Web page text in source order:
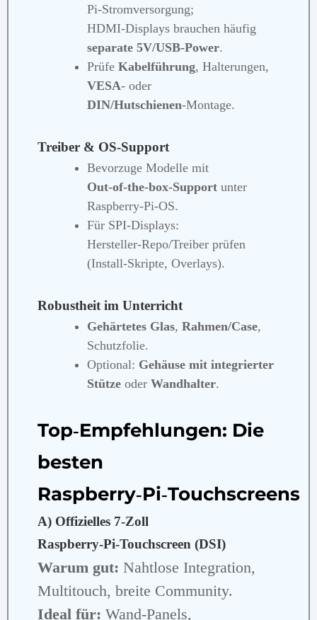
Pi‑Stromversorgung;
HDMI‑Displays brauchen häufig
separate 5V/USB‑Power.
PrüfeKabelführung, Halterungen,
VESA‑ oder
DIN/Hutschienen‑Montage.
Treiber & OS‑Support
Bevorzuge Modelle mit
Out‑of‑the‑box‑Support unter
Raspberry‑Pi‑OS.
Für SPI‑Displays:
Hersteller‑Repo/Treiber prüfen
(Install‑Skripte, Overlays).
Robustheit im Unterricht
Gehärtetes Glas,Rahmen/Case,
Schutzfolie.
Optional: Gehäuse mit integrierter
Stütze oderWandhalter.
Top‑Empfehlungen: Die
besten
Raspberry‑Pi‑Touchscreens
A) Offizielles 7‑Zoll
Raspberry‑Pi‑Touchscreen (DSI)
Warum gut: Nahtlose Integration,
Multitouch, breite Community.
Ideal für: Wand‑Panels,